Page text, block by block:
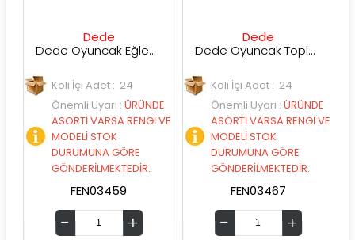
Dede
Dede Oyuncak Eğlenceli Aktivite Treni
Koli İçi Adet : 24
Önemli Uyarı:ÜRÜNDE
ASORTİ VARSA RENGİ VE
MODELİ STOK
DURUMUNA GÖRE
GÖNDERİLMEKTEDİR.
FEN03459
Dede
Dede Oyuncak Toplu Mi̇ni̇ Kule
Koli İçi Adet : 24
Önemli Uyarı:ÜRÜNDE
ASORTİ VARSA RENGİ VE
MODELİ STOK
DURUMUNA GÖRE
GÖNDERİLMEKTEDİR.
FEN03467